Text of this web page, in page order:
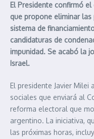
El Presidente confirmó
que propone eliminar
sistema de
candidaturas de
impunidad. Se acabó la
Israel.
El presidente Javier Milei
sociales que enviará al
reforma electoral que
argentino. La iniciativa,
las próximas horas,